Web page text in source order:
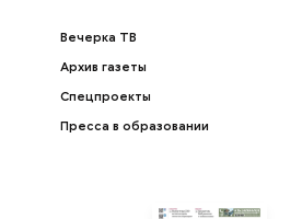
Вечерка ТВ
Архив газеты
Спецпроекты
Пресса в образовании